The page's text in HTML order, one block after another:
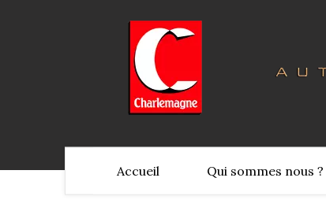
Accueil Qui sommes nous ?